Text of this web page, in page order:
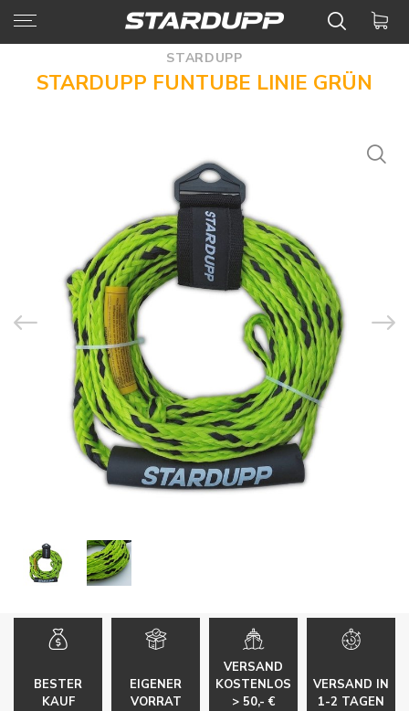
STARDUPP
STARDUPP FUNTUBE LINIE GRÜN
BESTER
KAUF
EIGENER
VORRAT
VERSAND
KOSTENLOS
> 50,- €
VERSAND IN
1-2 TAGEN